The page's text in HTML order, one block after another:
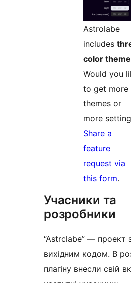
Astrolabe
includes
color
Would you
to get more
themes or
more
Share a
feature
request via
this form.
Учасники та
розробники
“Astrolabe” — проект
вихідним кодом. В
плагіну внесли свій